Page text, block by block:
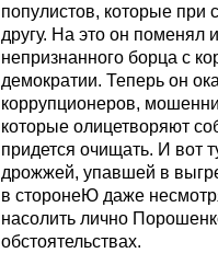
популистов, которые при
другу. На это он поменял
непризнанного борца с
демократии. Теперь он
коррупционеров,
которые олицетворяют
придется очищать. И вот
дрожжей, упавшей в
в сторонеЮ даже
насолить лично
обстоятельствах.